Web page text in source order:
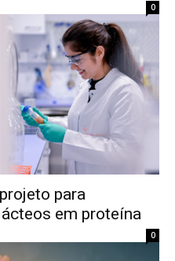
0
para
em proteína
0